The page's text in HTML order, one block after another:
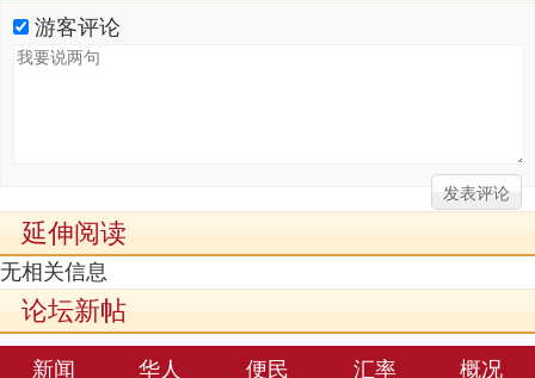
游客评论
延伸阅读
无相关信息
论坛新帖
新闻 华人 便民 汇率 概况